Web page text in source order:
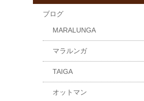
ブログ
MARALUNGA
マラルンガ
TAIGA
オットマン